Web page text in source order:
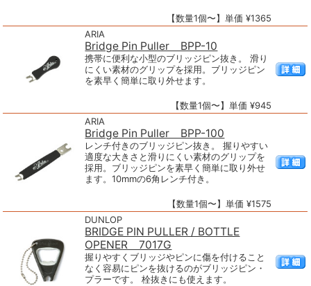
【数量1個〜】単価 ¥1365
ARIA
Bridge Pin Puller BPP-10
携帯に便利な小型のブリッジピン抜き。 滑り
にくい素材のグリップを採用。ブリッジピン
を素早く簡単に取り外せます。
【数量1個〜】単価 ¥945
ARIA
Bridge Pin Puller BPP-100
レンチ付きのブリッジピン抜き。 握りやすい
適度な大きさと滑りにくい素材のグリップを
採用。ブリッジピンを素早く簡単に取り外せ
ます。10mmの6角レンチ付き。
【数量1個〜】単価 ¥1575
DUNLOP
BRIDGE PIN PULLER / BOTTLE
OPENER 7017G
握りやすくブリッジやピンに傷を付けること
なく容易にピンを抜けるのがブリッジピン・
プラーです。 栓抜きにも使えます。